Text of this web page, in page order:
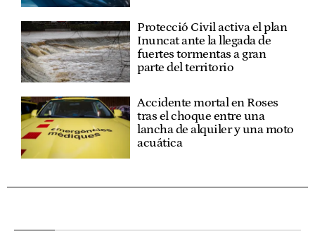
Protecció Civil activa el plan
Inuncat ante la llegada de
fuertes tormentas a gran
parte del territorio
Accidente mortal en Roses
tras el choque entre una
lancha de alquiler y una moto
acuática